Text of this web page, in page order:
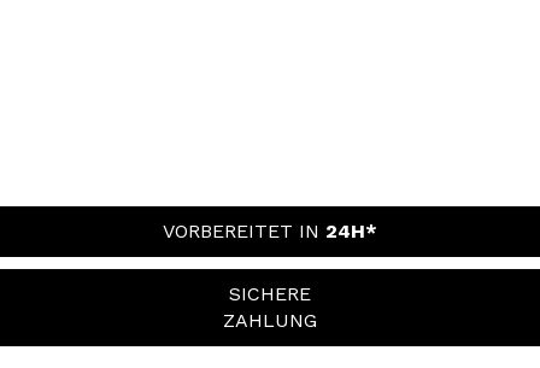
VORBEREITET IN 24H*
SICHERE
ZAHLUNG